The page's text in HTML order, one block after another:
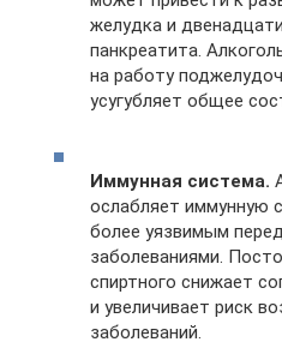
желудка и
панкреатита.
на работу
усугубляет общее
Иммунная система.
ослабляет иммунную
более уязвимым
заболеваниями.
спиртного снижает
и увеличивает риск
заболеваний.